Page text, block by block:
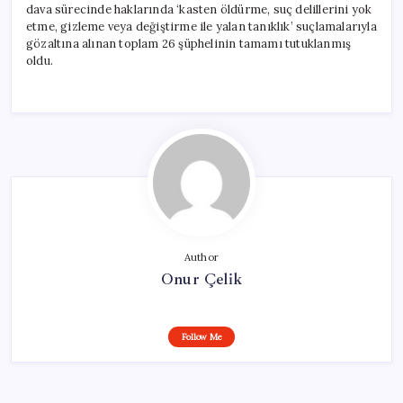
dava sürecinde haklarında ‘kasten öldürme, suç delillerini yok
etme, gizleme veya değiştirme ile yalan tanıklık’ suçlamalarıyla
gözaltına alınan toplam 26 şüphelinin tamamı tutuklanmış
oldu.
Author
Onur Çelik
Follow Me